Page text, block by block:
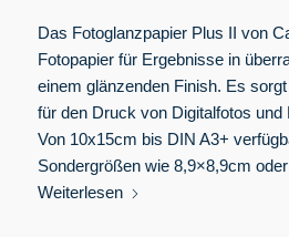
Das Fotoglanzpapier Plus II von
Fotopapier für Ergebnisse in
einem glänzenden Finish. Es
für den Druck von Digitalfotos und
Von 10x15cm bis DIN A3+
Sondergrößen wie 8,9×8,9cm
Weiterlesen